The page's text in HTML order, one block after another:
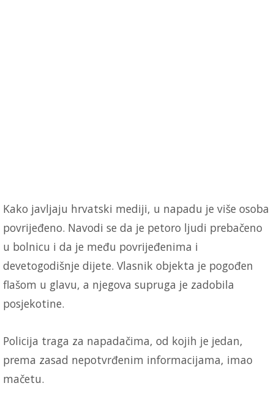
Kako javljaju hrvatski mediji, u napadu je više osoba
povrijeđeno. Navodi se da je petoro ljudi prebačeno
u bolnicu i da je među povrijeđenima i
devetogodišnje dijete. Vlasnik objekta je pogođen
flašom u glavu, a njegova supruga je zadobila
posjekotine.
Policija traga za napadačima, od kojih je jedan,
prema zasad nepotvrđenim informacijama, imao
mačetu.